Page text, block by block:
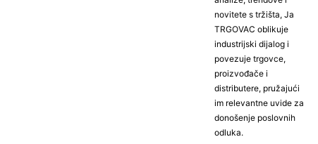
novitete s tržišta, Ja
TRGOVAC oblikuje
industrijski dijalog i
povezuje trgovce,
proizvođače i
distributere, pružajući
im relevantne uvide za
donošenje poslovnih
odluka.